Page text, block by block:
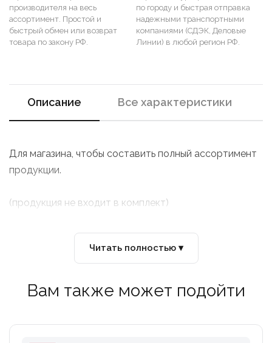
производителя на весь
ассортимент. Простой и
быстрый обмен или возврат
товара по закону РФ.
по городу и быстрая отправка
надежными транспортными
компаниями (СДЭК, Деловые
Линии) в любой регион РФ.
Описание Все характеристики
Для магазина, чтобы составить полный ассортимент
продукции.
(продукция не входит в комплект)
Читать полностью ▾
Вам также может подойти